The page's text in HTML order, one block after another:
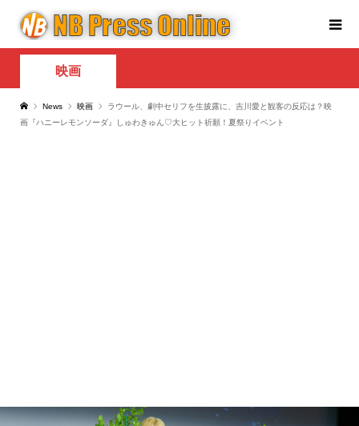
映画
News 映画
ラウール、劇中セリフを生披露に、吉川愛と観客の反応は？映
画『ハニーレモンソーダ』しゅわきゅん♡大ヒット祈願！夏祭りイベント